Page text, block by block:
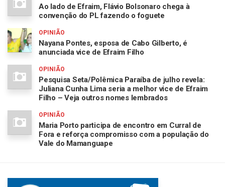
Ao lado de Efraim, Flávio Bolsonaro chega à
convenção do PL fazendo o foguete
OPINIÃO
Nayana Pontes, esposa de Cabo Gilberto, é
anunciada vice de Efraim Filho
OPINIÃO
Pesquisa Seta/Polêmica Paraíba de julho revela:
Juliana Cunha Lima seria a melhor vice de Efraim
Filho – Veja outros nomes lembrados
OPINIÃO
Maria Porto participa de encontro em Curral de
Fora e reforça compromisso com a população do
Vale do Mamanguape